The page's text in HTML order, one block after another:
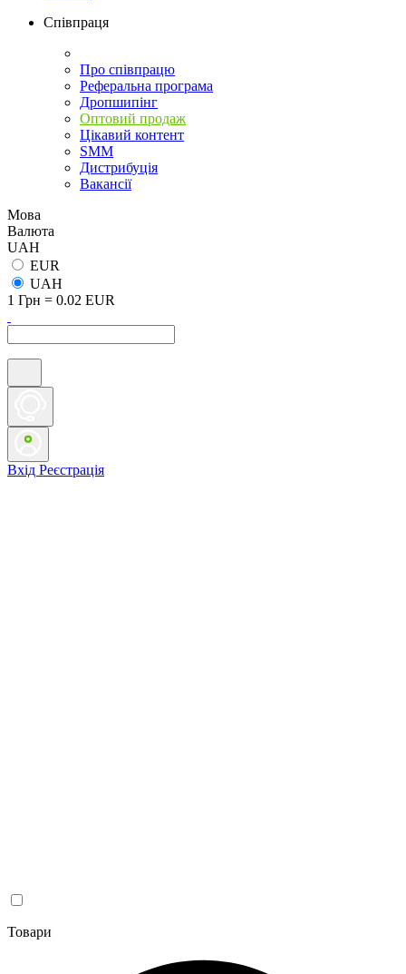
Співпраця
Про співпрацю
Реферальна програма
Дропшипінг
Оптовий продаж
Цікавий контент
SMM
Дистрибуція
Вакансії
Мова
Валюта
UAH
EUR
UAH
1 Грн = 0.02 EUR
Вхід Реєстрація
Товари